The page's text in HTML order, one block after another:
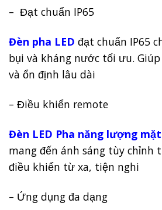
– Đạt chuẩn IP65
Đèn pha LED đạt chuẩn IP65
bụi và kháng nước tối ưu.
và ổn định lâu dài
– Điều khiển remote
Đèn LED Pha năng lượng
mang đến ánh sáng tùy chỉnh
điều khiển từ xa, tiện nghi
– Ứng dụng đa dạng